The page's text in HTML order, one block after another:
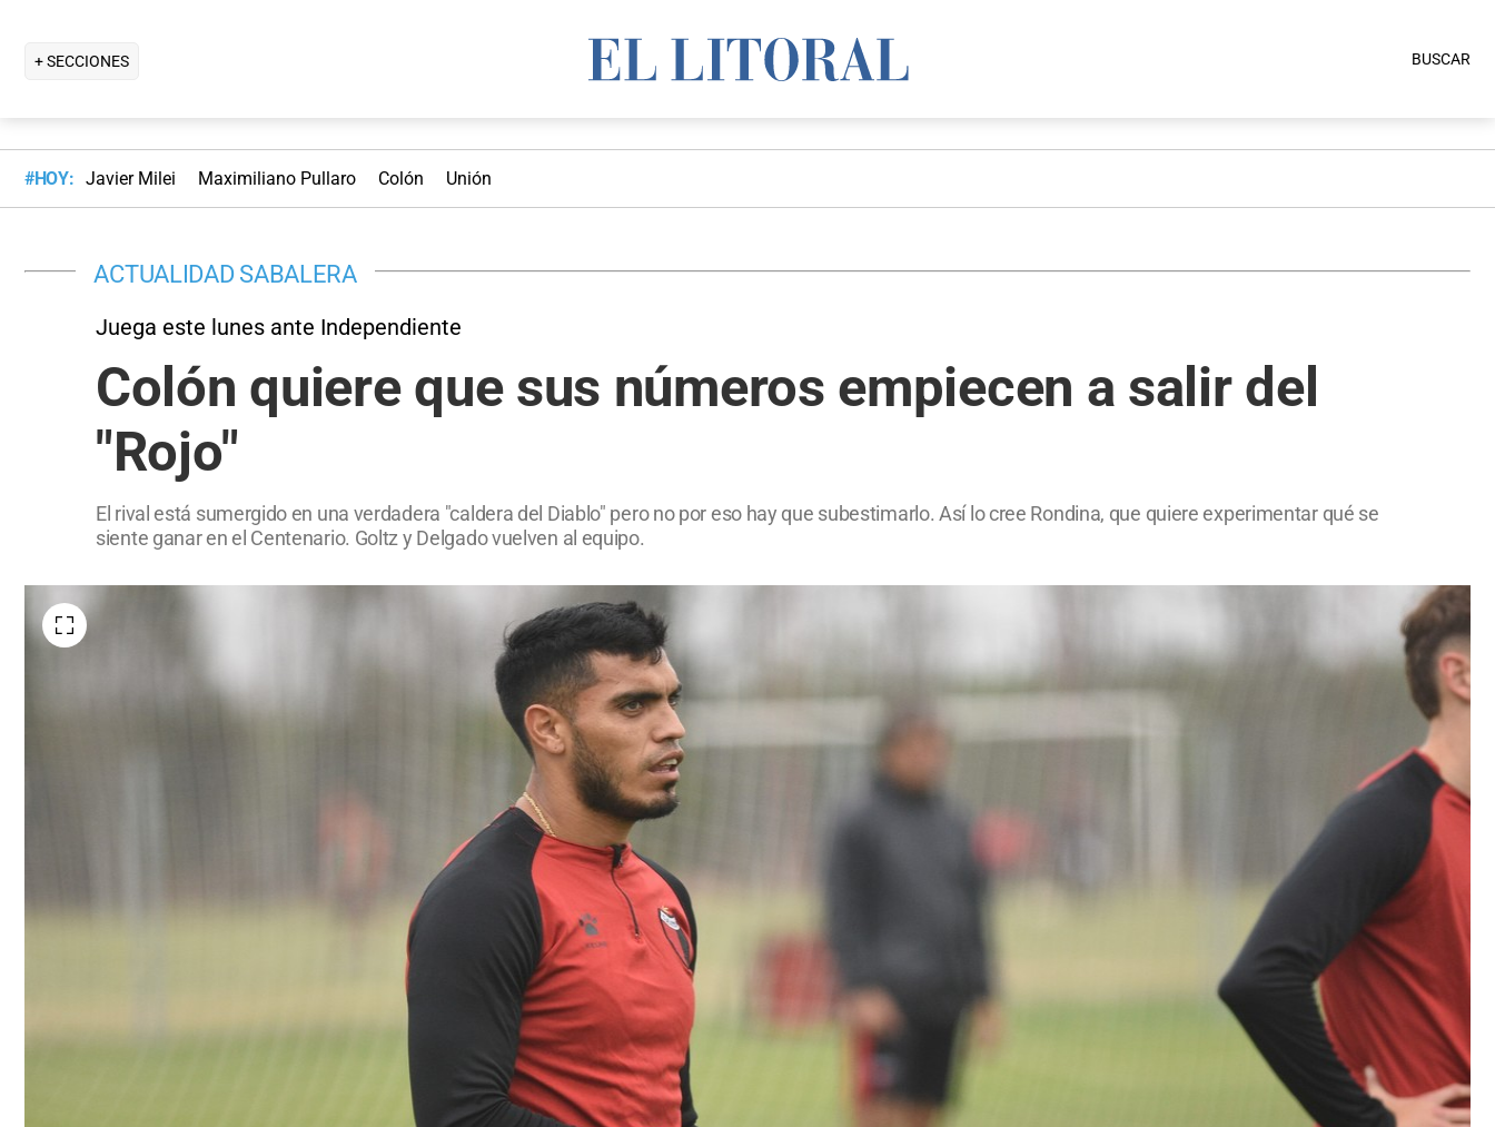
+ SECCIONES BUSCAR
#HOY: Javier Milei Maximiliano Pullaro Colón Unión
ACTUALIDAD SABALERA
Juega este lunes ante Independiente
Colón quiere que sus números empiecen a salir del
"Rojo"
El rival está sumergido en una verdadera "caldera del Diablo" pero no por eso hay que subestimarlo. Así lo cree Rondina, que quiere experimentar qué se
siente ganar en el Centenario. Goltz y Delgado vuelven al equipo.